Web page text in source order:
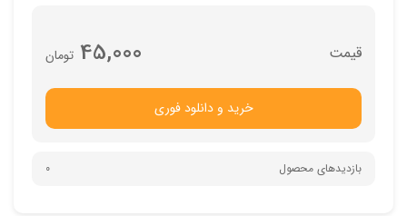
تومان 45,000
خرید و دانلود فوری
بازدیدهای محصول 0